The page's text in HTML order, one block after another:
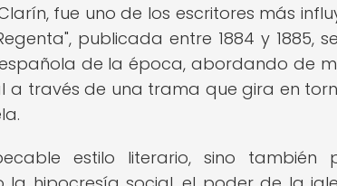
fue uno de los escritores más
publicada entre 1884 y 1885,
de la época, abordando de
a través de una trama que gira en
estilo literario, sino también